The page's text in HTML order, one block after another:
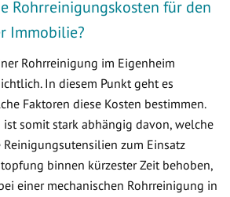
Rohrreinigungskosten für den
Immobilie?
Rohrreinigung im Eigenheim
In diesem Punkt geht es
Faktoren diese Kosten bestimmen.
ist somit stark abhängig davon, welche
zum Einsatz
binnen kürzester Zeit behoben,
einer mechanischen Rohrreinigung in